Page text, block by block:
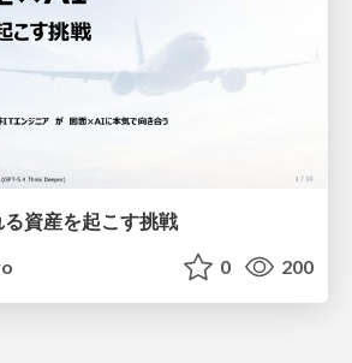
資産を起こす挑戦
0 200